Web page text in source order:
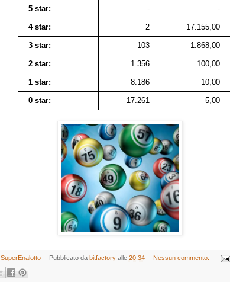
5 star: - -
4 star: 2 17.155,00
3 star: 103 1.868,00
2 star: 1.356 100,00
1 star: 8.186 10,00
0 star: 17.261 5,00
SuperEnalotto Pubblicato da bitfactory alle 20:34 Nessun commento: